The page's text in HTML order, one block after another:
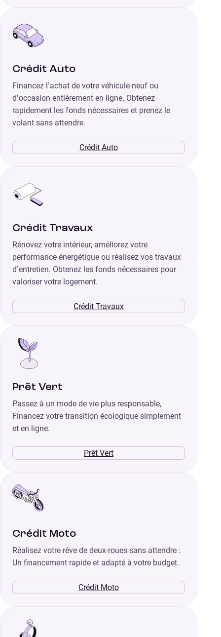
Crédit Auto
Financez l’achat de votre véhicule neuf ou
d’occasion entièrement en ligne. Obtenez
rapidement les fonds nécessaires et prenez le
volant sans attendre.
Crédit Auto
Crédit Travaux
Rénovez votre intérieur, améliorez votre
performance énergétique ou réalisez vos travaux
d’entretien. Obtenez les fonds nécessaires pour
valoriser votre logement.
Crédit Travaux
Prêt Vert
Passez à un mode de vie plus responsable,
Financez votre transition écologique simplement
et en ligne.
Prêt Vert
Crédit Moto
Réalisez votre rêve de deux-roues sans attendre :
Un financement rapide et adapté à votre budget.
Crédit Moto